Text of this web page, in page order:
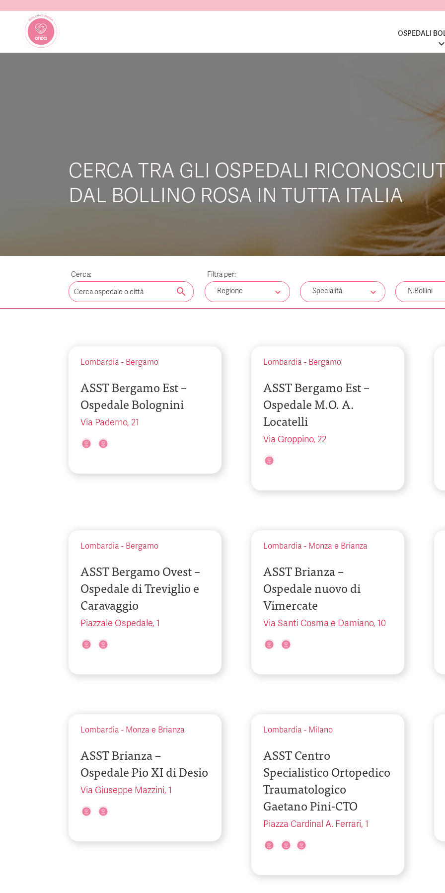
OSPEDALI
CERCA TRA GLI OSPEDALI
DAL BOLLINO ROSA IN TUTTA ITALIA
Cerca:
search
Filtra per:
Regione
Specialità N.Bollini
Lombardia - Bergamo
ASST Bergamo Est –
Ospedale Bolognini
Via Paderno, 21
Lombardia - Bergamo
ASST Bergamo Est –
Ospedale M.O. A.
Locatelli
Via Groppino, 22
Lombardia - Bergamo
ASST Bergamo Ovest –
Ospedale di Treviglio e
Caravaggio
Piazzale Ospedale, 1
Lombardia - Monza e Brianza
ASST Brianza –
Ospedale nuovo di
Vimercate
Via Santi Cosma e Damiano, 10
Lombardia - Monza e Brianza
ASST Brianza –
Ospedale Pio XI di Desio
Via Giuseppe Mazzini, 1
Lombardia - Milano
ASST Centro
Specialistico Ortopedico
Traumatologico
Gaetano Pini-CTO
Piazza Cardinal A. Ferrari, 1